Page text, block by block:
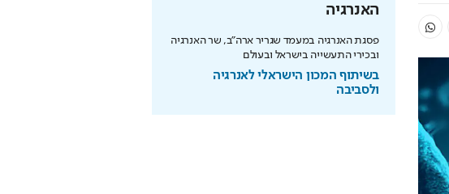
האנרגיה
פסגת האנרגיה במעמד שגריר ארה"ב, שר האנרגיה
ובכירי התעשייה בישראל ובעולם
בשיתוף המכון הישראלי לאנרגיה
ולסביבה